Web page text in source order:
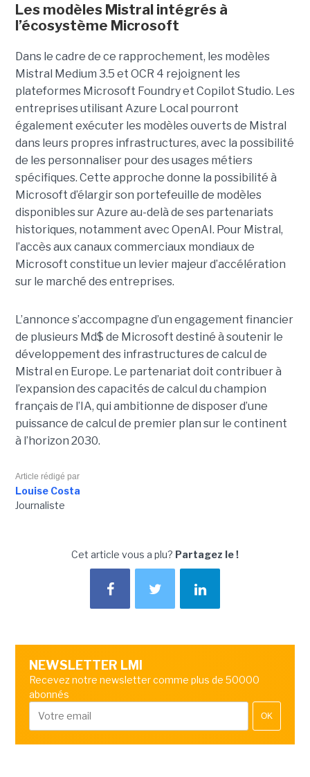
Les modèles Mistral intégrés à
l’écosystème Microsoft
Dans le cadre de ce rapprochement, les modèles
Mistral Medium 3.5 et OCR 4 rejoignent les
plateformes Microsoft Foundry et Copilot Studio. Les
entreprises utilisant Azure Local pourront
également exécuter les modèles ouverts de Mistral
dans leurs propres infrastructures, avec la possibilité
de les personnaliser pour des usages métiers
spécifiques. Cette approche donne la possibilité à
Microsoft d’élargir son portefeuille de modèles
disponibles sur Azure au-delà de ses partenariats
historiques, notamment avec OpenAI. Pour Mistral,
l’accès aux canaux commerciaux mondiaux de
Microsoft constitue un levier majeur d’accélération
sur le marché des entreprises.
L’annonce s’accompagne d’un engagement financier
de plusieurs Md$ de Microsoft destiné à soutenir le
développement des infrastructures de calcul de
Mistral en Europe. Le partenariat doit contribuer à
l’expansion des capacités de calcul du champion
français de l’IA, qui ambitionne de disposer d’une
puissance de calcul de premier plan sur le continent
à l’horizon 2030.
Article rédigé par
Louise Costa
Journaliste
Cet article vous a plu? Partagez le !
NEWSLETTER LMI
Recevez notre newsletter comme plus de 50000
abonnés
OK